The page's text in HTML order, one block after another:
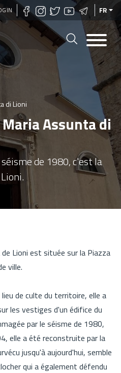
Aller
au
contenu
principal
FR
di Lioni
Assunta di
de 1980, c'est la
Lioni est située sur la Piazza
ville.
de culte du territoire, elle a
les vestiges d'un édifice du
par le séisme de 1980,
elle a été reconstruite par la
jusqu'à aujourd'hui, semble
qui a également défendu